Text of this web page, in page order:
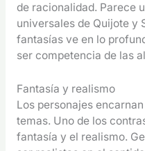
de racionalidad. Parece
universales de Quijote y
fantasías ve en lo
ser competencia de las
Fantasía y realismo
Los personajes
temas. Uno de los
fantasía y el realismo.